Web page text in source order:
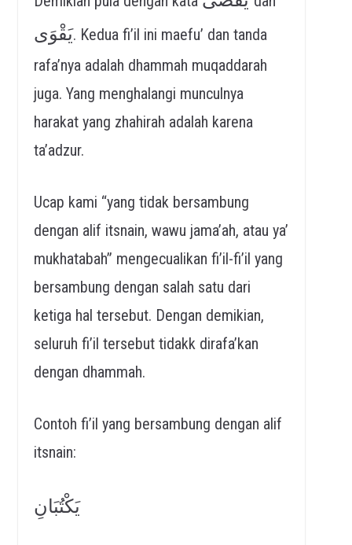
يَقْوَى. Kedua fi’il ini maefu’ dan tanda
rafa’nya adalah dhammah muqaddarah
juga. Yang menghalangi munculnya
harakat yang zhahirah adalah karena
ta’adzur.
Ucap kami “yang tidak bersambung
dengan alif itsnain, wawu jama’ah, atau ya’
mukhatabah” mengecualikan fi’il-fi’il yang
bersambung dengan salah satu dari
ketiga hal tersebut. Dengan demikian,
seluruh fi’il tersebut tidakk dirafa’kan
dengan dhammah.
Contoh fi’il yang bersambung dengan alif
itsnain:
يَكْتُبَانِ